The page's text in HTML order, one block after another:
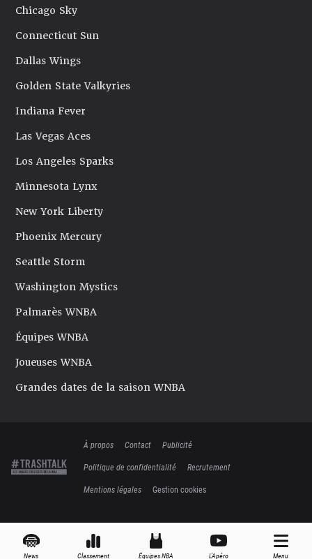
News Classement Équipes NBA L'Apéro Menu
Chicago Sky
Connecticut Sun
Dallas Wings
Golden State Valkyries
Indiana Fever
Las Vegas Aces
Los Angeles Sparks
Minnesota Lynx
New York Liberty
Phoenix Mercury
Seattle Storm
Washington Mystics
Palmarès WNBA
Équipes WNBA
Joueuses WNBA
Grandes dates de la saison WNBA
À propos Contact
Publicité
Politique de confidentialité
Recrutement
Mentions légales
Gestion cookies